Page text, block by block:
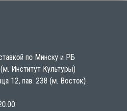
по Минску и РБ
Институт Культуры)
12, пав. 238 (м. Восток)